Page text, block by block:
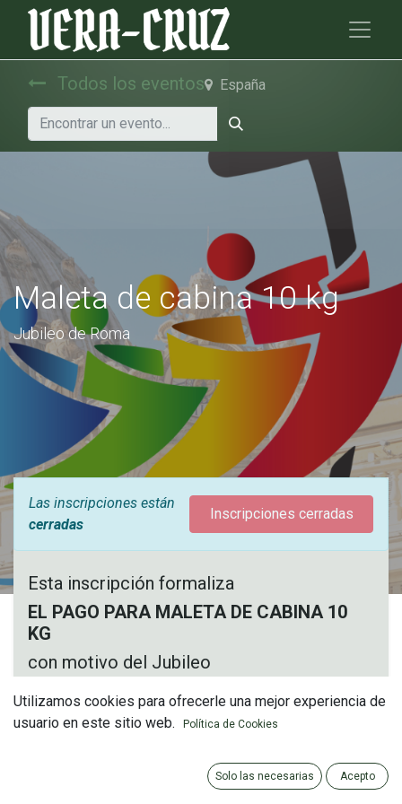
Todos los eventos España
Maleta de cabina 10 kg
Jubileo de Roma
Las inscripciones están
cerradas
Inscripciones cerradas
Esta inscripción formaliza
EL PAGO PARA MALETA DE CABINA 10
KG
con motivo del Jubileo
ANTERIOR
Utilizamos cookies para ofrecerle una mejor experiencia de
usuario en este sitio web.
Política de Cookies
Solo las necesarias Acepto